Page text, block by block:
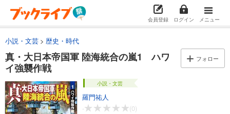
会員登録 ログイン メニュー
小説・文芸 歴史・時代
真・大日本帝国軍 陸海統合の嵐1 ハワ
イ強襲作戦
フォロー
小説・文芸
羅門祐人
-
(0)